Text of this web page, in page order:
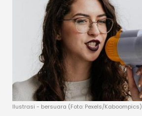
Ilustrasi - bersuara (Foto: Pexels/Kaboompics)